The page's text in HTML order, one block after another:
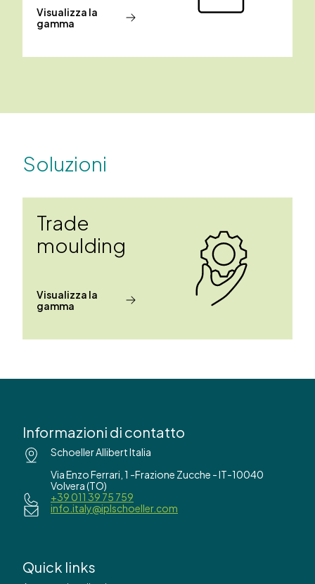
Visualizza la
gamma
Soluzioni
Trade
moulding
Visualizza la
gamma
Informazioni di contatto
Schoeller Allibert Italia
Via Enzo Ferrari, 1 -Frazione Zucche - IT-10040
Volvera (TO)
+39 011 39 75 759
info.italy@iplschoeller.com
Quick links